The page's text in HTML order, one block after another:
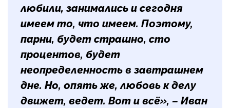
любили, занимались и сегодня
имеем то, что имеем. Поэтому,
парни, будет страшно, сто
процентов, будет
неопределенность в завтрашнем
дне. Но, опять же, любовь к делу
движет, ведет. Вот и всё», – Иван